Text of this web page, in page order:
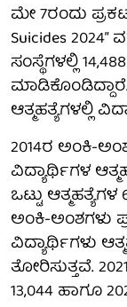
ಮೇ 7ರಂದು
Suicides
ಸಂಸ್ಥೆಗಳಲ್ಲಿ
ಆತ್ಮಹತ್ಯೆಗಳಲ್ಲಿ
2014ರ ಅಂಕಿ-
ವಿದ್ಯಾರ್ಥಿಗಳ
ಒಟ್ಟು
ಅಂಕಿ-ಅಂಶಗಳು
ವಿದ್ಯಾರ್ಥಿಗಳು
ತೋರಿಸುತ್ತವೆ.
13,044 ಹಾಗೂ